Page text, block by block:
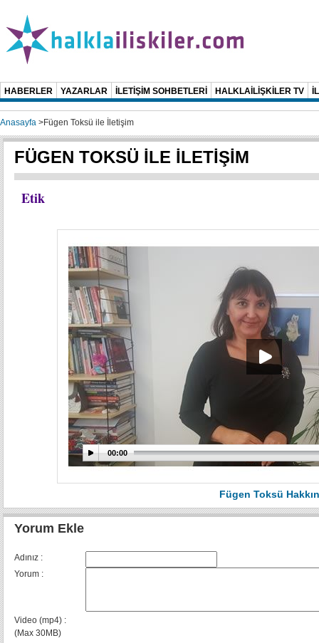
HABERLER YAZARLAR İLETİŞİM SOHBETLERİ HALKLAİLİŞKİLER TV
Anasayfa >Fügen Toksü ile İletişim
FÜGEN TOKSÜ İLE İLETİŞİM
Etik
00:00
Fügen Toksü
Yorum Ekle
Adınız :
Yorum :
Video (mp4) :
(Max 30MB)